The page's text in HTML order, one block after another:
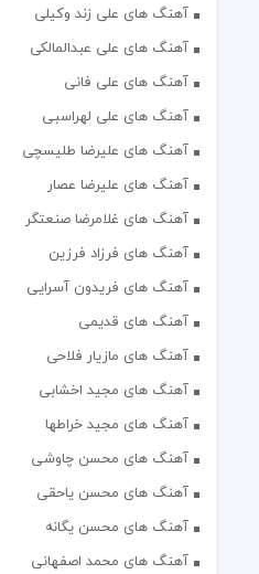
آهنگ های علی زند وکیلی
آهنگ های علی عبدالمالکی
آهنگ های علی فانی
آهنگ های علی لهراسبی
آهنگ های علیرضا طلیسچی
آهنگ های علیرضا عصار
آهنگ های غلامرضا صنعتگر
آهنگ های فرزاد فرزین
آهنگ های فریدون آسرایی
آهنگ های قدیمی
آهنگ های مازیار فلاحی
آهنگ های مجید اخشابی
آهنگ های مجید خراطها
آهنگ های محسن چاوشی
آهنگ های محسن یاحقی
آهنگ های محسن یگانه
آهنگ های محمد اصفهانی